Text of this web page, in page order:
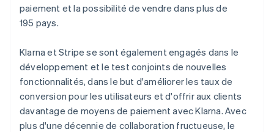
paiement et la possibilité de vendre dans plus de
195 pays.
Klarna et Stripe se sont également engagés dans le
développement et le test conjoints de nouvelles
fonctionnalités, dans le but d'améliorer les taux de
conversion pour les utilisateurs et d'offrir aux clients
davantage de moyens de paiement avec Klarna. Avec
plus d'une décennie de collaboration fructueuse, le